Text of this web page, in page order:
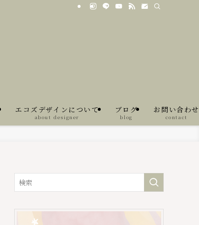
エコズデザインについて
about designer
ブログ
blog
お問い合わ
contact